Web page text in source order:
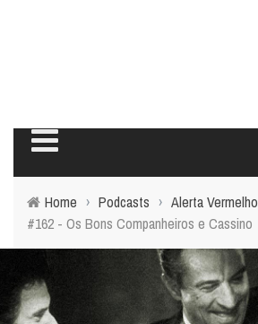
Home › Podcasts › Alerta Vermelho
#162 - Os Bons Companheiros e Cassino